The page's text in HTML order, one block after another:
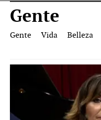
Gente
Gente Vida Belleza